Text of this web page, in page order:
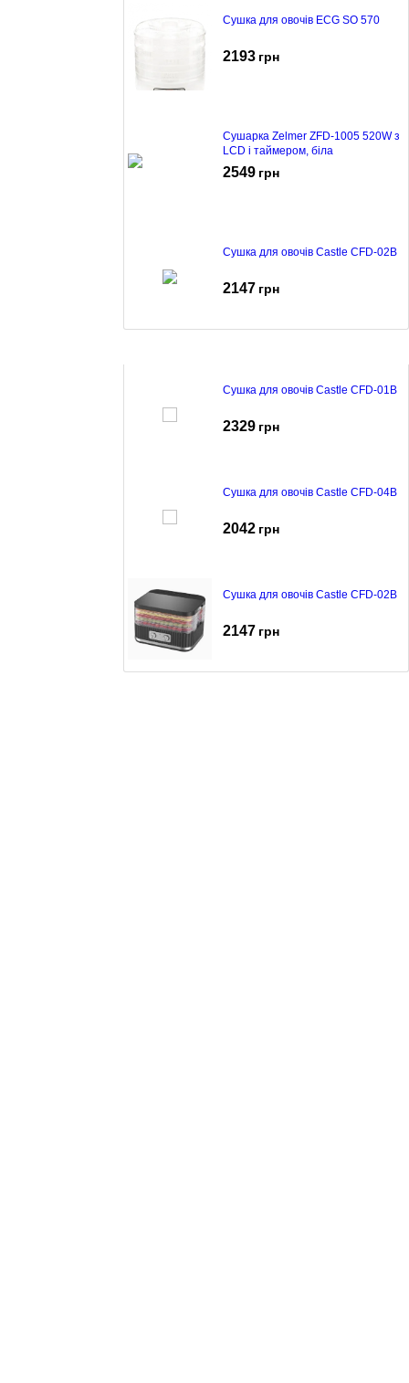
Сушка для овочів ECG SO 570
2193 грн
Сушарка Zelmer ZFD-1005 520W з
LCD і таймером, біла
2549 грн
Сушка для овочів Castle CFD-02B
2147 грн
Сушка для овочів Castle CFD-01B
2329 грн
Сушка для овочів Castle CFD-04B
2042 грн
Сушка для овочів Castle CFD-02B
2147 грн